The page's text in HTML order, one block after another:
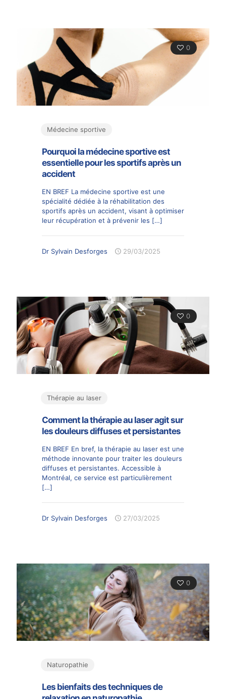
0
Médecine sportive
Pourquoi la médecine sportive est
essentielle pour les sportifs après un
accident
EN BREF La médecine sportive est une
spécialité dédiée à la réhabilitation des
sportifs après un accident, visant à optimiser
leur récupération et à prévenir les […]
Dr Sylvain Desforges 29/03/2025
0
Thérapie au laser
Comment la thérapie au laser agit sur
les douleurs diffuses et persistantes
EN BREF En bref, la thérapie au laser est une
méthode innovante pour traiter les douleurs
diffuses et persistantes. Accessible à
Montréal, ce service est particulièrement
[…]
Dr Sylvain Desforges 27/03/2025
0
Naturopathie
Les bienfaits des techniques de